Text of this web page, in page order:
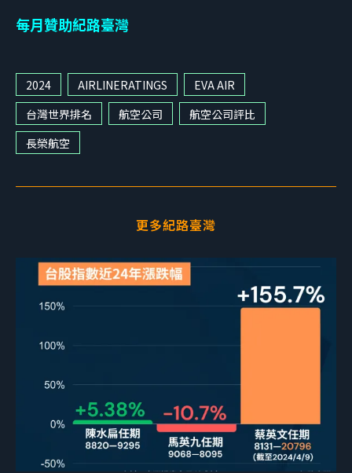
每月贊助紀路臺灣
2024 AIRLINERATINGS
EVA AIR
台灣世界排名
航空公司
航空公司評比
長榮航空
更多紀路臺灣